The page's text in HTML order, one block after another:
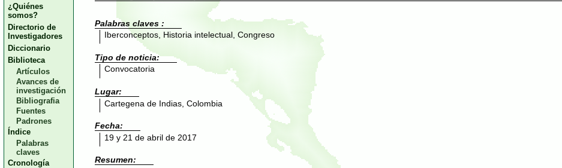
¿Quiénes
somos?
Directorio de
Investigadores
Diccionario
Biblioteca
Artículos
Avances de
investigación
Bibliografia
Fuentes
Padrones
Índice
Palabras
claves
Cronología
Palabras claves :
Iberconceptos, Historia intelectual, Congreso
Tipo de noticia:
Convocatoria
Lugar:
Cartegena de Indias, Colombia
Fecha:
19 y 21 de abril de 2017
Resumen: